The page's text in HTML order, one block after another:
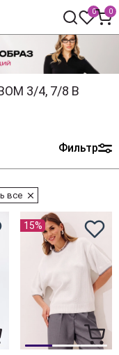
0 0
3/4, 7/8 В
Фильтр
все
15%